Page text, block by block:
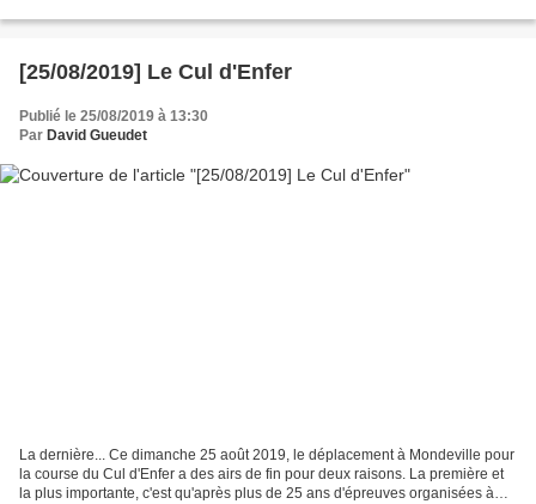
[25/08/2019] Le Cul d'Enfer
Publié le 25/08/2019 à 13:30
Par David Gueudet
La dernière... Ce dimanche 25 août 2019, le déplacement à Mondeville pour
la course du Cul d'Enfer a des airs de fin pour deux raisons. La première et
la plus importante, c'est qu'après plus de 25 ans d'épreuves organisées à